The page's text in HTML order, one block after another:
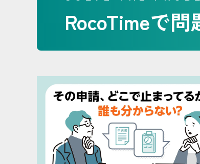
RocoTimeで